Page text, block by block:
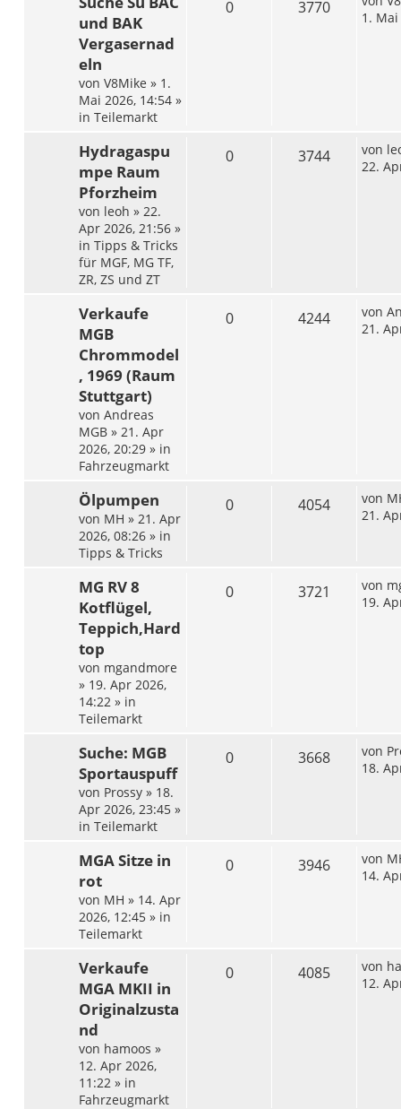
und BAK
Vergasernad
eln
von V8Mike » 1.
Mai 2026, 14:54 »
in Teilemarkt
0 3770
1. Mai
Hydragaspu
mpe Raum
Pforzheim
von leoh » 22.
Apr 2026, 21:56 »
in Tipps & Tricks
für MGF, MG TF,
ZR, ZS und ZT
0 3744 von
22.
Verkaufe
MGB
Chrommodel
, 1969 (Raum
Stuttgart)
von Andreas
MGB » 21. Apr
2026, 20:29 » in
Fahrzeugmarkt
0 4244 von
21.
Ölpumpen
von MH » 21. Apr
2026, 08:26 » in
Tipps & Tricks
0 4054 von
21.
MG RV 8
Kotflügel,
Teppich,Hard
top
von mgandmore
» 19. Apr 2026,
14:22 » in
Teilemarkt
0 3721 von
19.
Suche: MGB
Sportauspuff
von Prossy » 18.
Apr 2026, 23:45 »
in Teilemarkt
0 3668 von
18.
MGA Sitze in
rot
von MH » 14. Apr
2026, 12:45 » in
Teilemarkt
0 3946 von
14.
Verkaufe
MGA MKII in
Originalzusta
nd
von hamoos »
12. Apr 2026,
11:22 » in
Fahrzeugmarkt
0 4085 von
12.